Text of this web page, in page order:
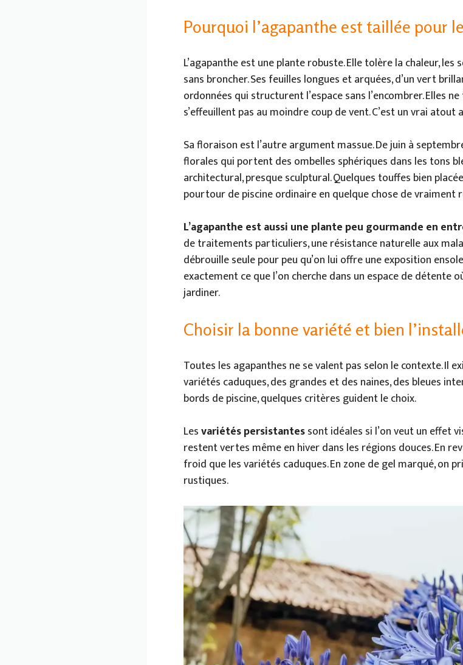
Pourquoi l’agapanthe est taillée pour
L’agapanthe est une plante robuste. Elle tolère la chaleur,
sans broncher. Ses feuilles longues et arquées, d’un vert
ordonnées qui structurent l’espace sans l’encombrer. Elles
s’effeuillent pas au moindre coup de vent. C’est un vrai atout
Sa floraison est l’autre argument massue. De juin à
florales qui portent des ombelles sphériques dans les tons
architectural, presque sculptural. Quelques touffes bien
pourtour de piscine ordinaire en quelque chose de vraiment
L’agapanthe est aussi une plante peu gourmande en
de traitements particuliers, une résistance naturelle aux
débrouille seule pour peu qu’on lui offre une exposition
exactement ce que l’on cherche dans un espace de détente
jardiner.
Choisir la bonne variété et bien
Toutes les agapanthes ne se valent pas selon le contexte. Il
variétés caduques, des grandes et des naines, des bleues
bords de piscine, quelques critères guident le choix.
Lesvariétés persistantessont idéales si l’on veut un effet
restent vertes même en hiver dans les régions douces. En
froid que les variétés caduques. En zone de gel marqué, on
rustiques.